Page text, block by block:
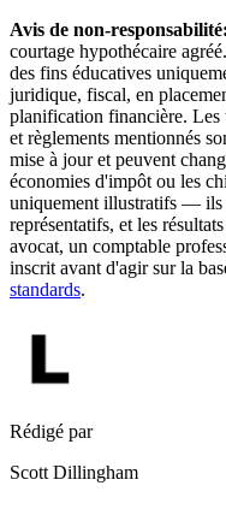
Avis de non-responsabilité:
courtage hypothécaire
des fins éducatives
juridique, fiscal, en
planification financière. Les
et règlements mentionnés
mise à jour et peuvent
économies d'impôt ou les
uniquement illustratifs — ils
représentatifs, et les
avocat, un comptable
inscrit avant d'agir sur la
standards.
Rédigé par
Scott Dillingham